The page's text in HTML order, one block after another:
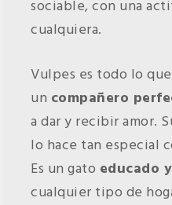
sociable, con una
cualquiera.
Vulpes es todo lo
un compañero
a dar y recibir amor.
lo hace tan especial
Es un gato educado
cualquier tipo de